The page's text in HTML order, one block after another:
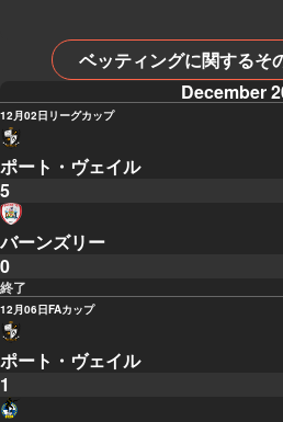
ベッティングに関するそ
December
12月02日 リーグカップ
ポート・ヴェイル
5
バーンズリー
0
終了
12月06日FAカップ
ポート・ヴェイル
1